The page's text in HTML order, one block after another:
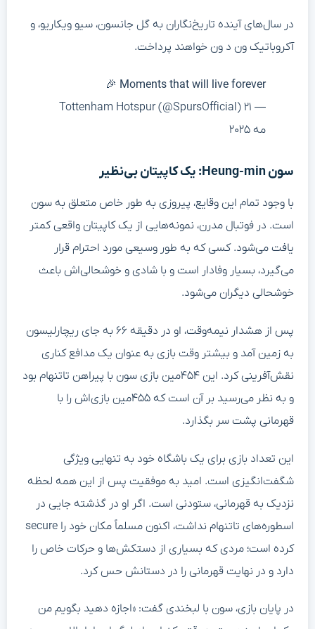
در سال‌های آینده تاریخ‌نگاران به گل جانسون، سیو ویکاریو، و
آکروباتیک ون د ون خواهند پرداخت.
Moments that will live forever 🎉
— Tottenham Hotspur (@SpursOfficial) ۲۱
مه ۲۰۲۵
سون Heung-min: یک کاپیتان بی‌نظیر
با وجود تمام این وقایع، پیروزی به طور خاص متعلق به سون
است. در فوتبال مدرن، نمونه‌هایی از یک کاپیتان واقعی کمتر
یافت می‌شود. کسی که به طور وسیعی مورد احترام قرار
می‌گیرد، بسیار وفادار است و با شادی و خوشحالی‌اش باعث
خوشحالی دیگران می‌شود.
پس از هشدار نیمه‌وقت، او در دقیقه ۶۶ به جای ریچارلیسون
به زمین آمد و بیشتر وقت بازی به عنوان یک مدافع کناری
نقش‌آفرینی کرد. این ۴۵۴مین بازی سون با پیراهن تاتنهام بود
و به نظر می‌رسید بر آن است که ۴۵۵مین بازی‌اش را با
قهرمانی پشت سر بگذارد.
این تعداد بازی برای یک باشگاه خود به تنهایی ویژگی
شگفت‌انگیزی است. امید به موفقیت پس از این همه لحظه
نزدیک به قهرمانی، ستودنی است. اگر او در گذشته جایی در
اسطوره‌های تاتنهام نداشت، اکنون مسلماً مکان خود را secure
کرده است؛ مردی که بسیاری از دستکش‌ها و حرکات خاص را
دارد و در نهایت قهرمانی را در دستانش حس کرد.
در پایان بازی، سون با لبخندی گفت: «اجازه دهید بگویم من